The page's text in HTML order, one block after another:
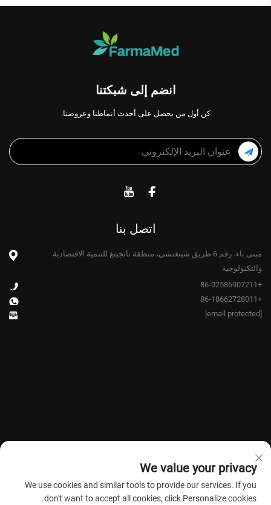
انضم إلى شبكتنا
كن أول من يحصل على أحدث أنماطنا وعروضنا.
اتصل بنا
مبنى باء، رقم 6 طريق شينغتشي، منطقة نانجينغ للتنمية الاقتصادية
والتكنولوجية
+86-02586907211
+86-18662728011
We value your privacy
We use cookies and similar tools to provide our services. If you
don't want to accept all cookies, click Personalize cookies.